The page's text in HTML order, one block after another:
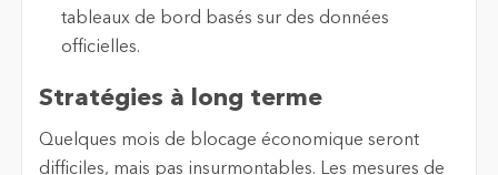
tableaux de bord basés sur des données
officielles.
Stratégies à long terme
Quelques mois de blocage économique seront
difficiles, mais pas insurmontables. Les mesures de